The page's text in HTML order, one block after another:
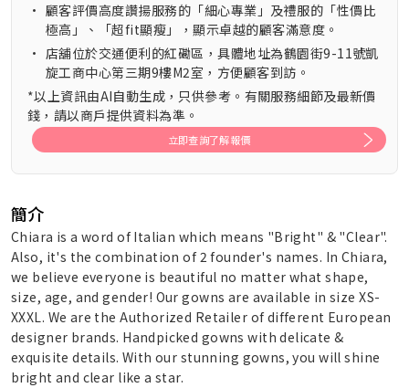
• 顧客評價高度讚揚服務的「細心專業」及禮服的「性價比
極高」、「超fit顯瘦」，顯示卓越的顧客滿意度。
• 店舖位於交通便利的紅磡區，具體地址為鶴園街9-11號凱
旋工商中心第三期9樓M2室，方便顧客到訪。
*以上資訊由AI自動生成，只供參考。有關服務細節及最新價
錢，請以商戶提供資料為準。
立即查詢了解報價
簡介
Chiara is a word of Italian which means "Bright" & "Clear".
Also, it's the combination of 2 founder's names. In Chiara,
we believe everyone is beautiful no matter what shape,
size, age, and gender! Our gowns are available in size XS-
XXXL. We are the Authorized Retailer of different European
designer brands. Handpicked gowns with delicate &
exquisite details. With our stunning gowns, you will shine
bright and clear like a star.